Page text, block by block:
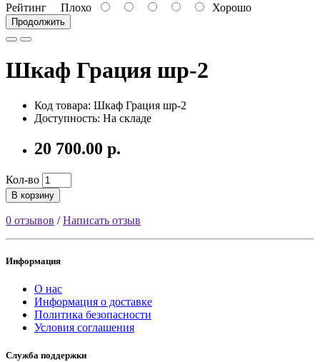
Рейтинг Плохо Хорошо
Продолжить
Шкаф Грация шр-2
Код товара: Шкаф Грация шр-2
Доступность: На складе
20 700.00 р.
Кол-во
В корзину
0 отзывов /Написать отзыв
Информация
О нас
Информация о доставке
Политика безопасности
Условия соглашения
Служба поддержки